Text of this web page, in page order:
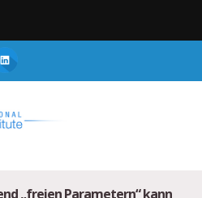
„freien Parametern“ kann